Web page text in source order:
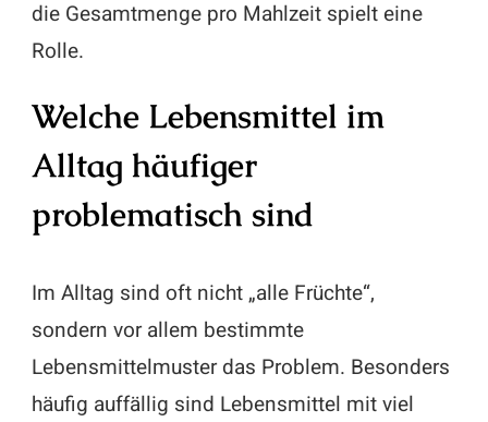
die Gesamtmenge pro Mahlzeit spielt eine
Rolle.
Welche Lebensmittel im
Alltag häufiger
problematisch sind
Im Alltag sind oft nicht „alle Früchte“,
sondern vor allem bestimmte
Lebensmittelmuster das Problem. Besonders
häufig auffällig sind Lebensmittel mit viel